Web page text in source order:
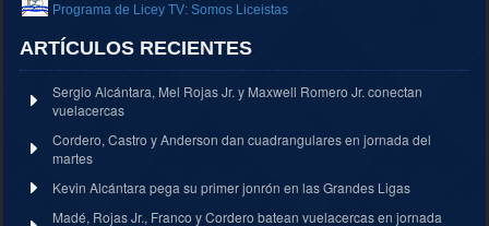
Programa de Licey TV: Somos Liceistas
ARTÍCULOS RECIENTES
Sergio Alcántara, Mel Rojas Jr. y Maxwell Romero Jr. conectan
vuelacercas
Cordero, Castro y Anderson dan cuadrangulares en jornada del
martes
Kevin Alcántara pega su primer jonrón en las Grandes Ligas
Madé, Rojas Jr., Franco y Cordero batean vuelacercas en jornada